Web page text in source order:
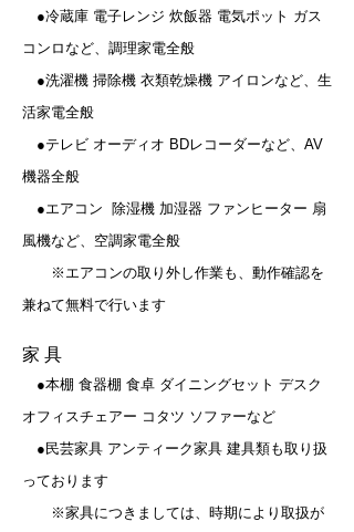
●冷蔵庫 電子レンジ 炊飯器 電気ポット ガス
コンロなど、調理家電全般
●洗濯機 掃除機 衣類乾燥機 アイロンなど、生
活家電全般
●テレビ オーディオ BDレコーダーなど、AV
機器全般
●エアコン 除湿機 加湿器 ファンヒーター 扇
風機など、空調家電全般
※エアコンの取り外し作業も、動作確認を
兼ねて無料で行います
家 具
●本棚 食器棚 食卓 ダイニングセット デスク
オフィスチェアー コタツ ソファーなど
●民芸家具 アンティーク家具 建具類も取り扱
っております
​ ※家具につきましては、時期により取扱が